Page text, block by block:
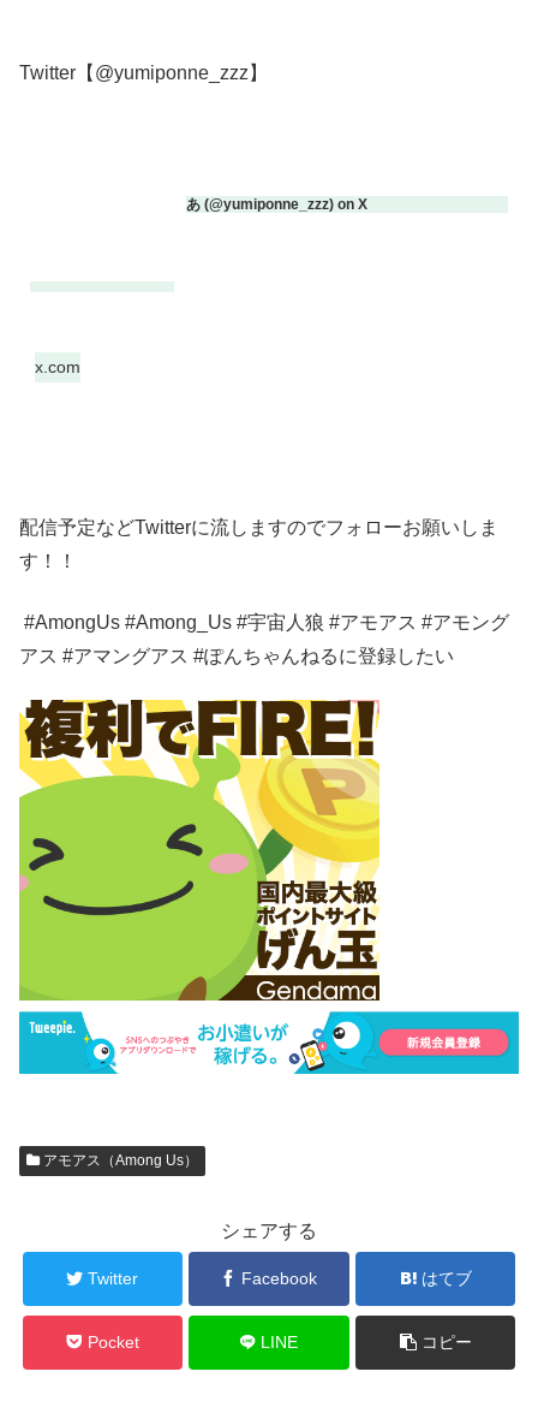
Twitter【@yumiponne_zzz】
あ (@yumiponne_zzz) on X
x.com
配信予定などTwitterに流しますのでフォローお願いしま
す！！
#AmongUs #Among_Us #宇宙人狼 #アモアス #アモング
アス #アマングアス #ぽんちゃんねるに登録したい
アモアス（Among Us）
シェアする
Twitter Facebook はてブ
Pocket LINE コピー